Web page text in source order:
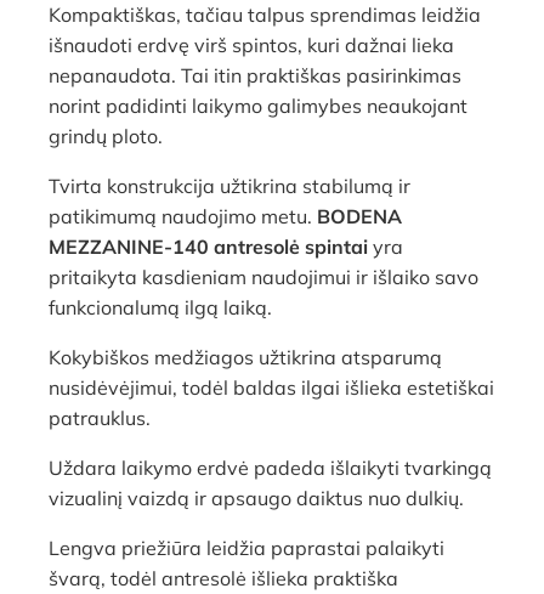
Kompaktiškas, tačiau talpus sprendimas leidžia
išnaudoti erdvę virš spintos, kuri dažnai lieka
nepanaudota. Tai itin praktiškas pasirinkimas
norint padidinti laikymo galimybes neaukojant
grindų ploto.
Tvirta konstrukcija užtikrina stabilumą ir
patikimumą naudojimo metu. BODENA
MEZZANINE-140 antresolė spintai yra
pritaikyta kasdieniam naudojimui ir išlaiko savo
funkcionalumą ilgą laiką.
Kokybiškos medžiagos užtikrina atsparumą
nusidėvėjimui, todėl baldas ilgai išlieka estetiškai
patrauklus.
Uždara laikymo erdvė padeda išlaikyti tvarkingą
vizualinį vaizdą ir apsaugo daiktus nuo dulkių.
Lengva priežiūra leidžia paprastai palaikyti
švarą, todėl antresolė išlieka praktiška